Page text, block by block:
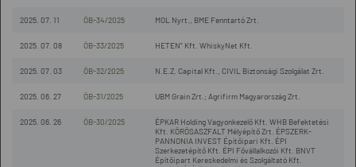
2025. 07. 11 ÖB-34/2025 MOL Nyrt., BME Fenntartó Zrt.
2025. 07. 08 ÖB-33/2025 HETEN” Kft. WhiskyNet Kft.
2025. 07. 03 ÖB-32/2025 N.E.Z. Capital Kft., CIVIL Biztonsági Szolgálat Zrt.
2025. 06. 27 ÖB-31/2025 UBM Grain Zrt.; Agrifirm Magyarország Zrt.
2025. 06. 26 ÖB-30/2025
ÉPKAR Holding Vagyonkezelő Kft. WHB Befektetési
Kft. KÖRÖSASZFALT Mélyépítő Zrt. ÉPSZERK-
PANNONIA INVEST Építőipari Kft. ÉPI
Szerkezetépítő Kft. ÉPI Fővállalkozói Kft. BNVT
Építőipart Kereskedelmi és Szolgáltató Kft.